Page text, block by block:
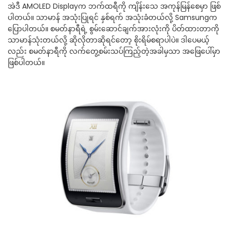
အဲဒီ AMOLED Displayက ဘက်ထရီကို ကျိန်းသေ အကုန်မြန်စေမှာ ဖြစ်
ပါတယ်။ သာမာန် အသုံးပြုရင် နှစ်ရက် အသုံးခံတယ်လို့ Samsungက
ပြောပါတယ်။ စမတ်နာရီရဲ့ စွမ်းဆောင်ချက်အားလုံးကို ပိတ်ထားတာကို
သာမာန်သုံးတယ်လို့ ဆိုလိုတာဆိုရင်တော့ စိုးရိမ်စရာပါပဲ။ ဒါပေမယ့်
လည်း စမတ်နာရီကို လက်တွေ့စမ်းသပ်ကြည့်တဲ့အခါမှသာ အဖြေပေါ်မှာ
ဖြစ်ပါတယ်။